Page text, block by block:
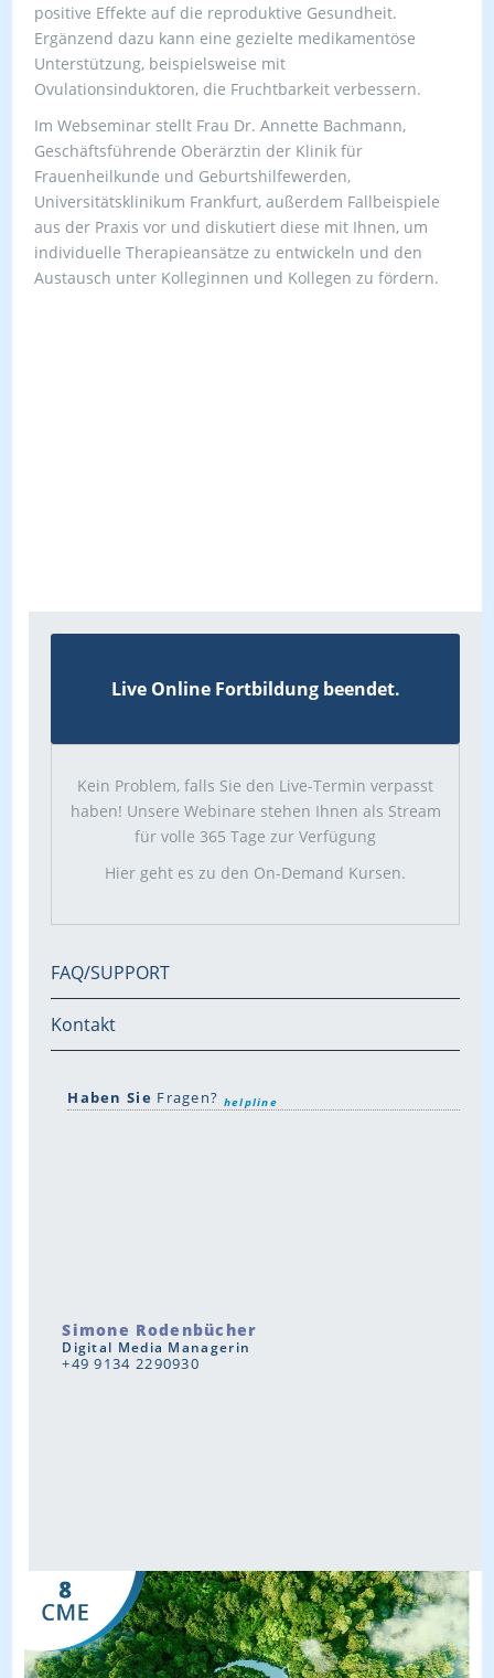
positive Effekte auf die reproduktive Gesundheit.
Ergänzend dazu kann eine gezielte medikamentöse
Unterstützung, beispielsweise mit
Ovulationsinduktoren, die Fruchtbarkeit verbessern.
Im Webseminar stellt Frau Dr. Annette Bachmann,
Geschäftsführende Oberärztin der Klinik für
Frauenheilkunde und Geburtshilfewerden,
Universitätsklinikum Frankfurt, außerdem Fallbeispiele
aus der Praxis vor und diskutiert diese mit Ihnen, um
individuelle Therapieansätze zu entwickeln und den
Austausch unter Kolleginnen und Kollegen zu fördern.
Live Online Fortbildung beendet.
Kein Problem, falls Sie den Live-Termin verpasst
haben! Unsere Webinare stehen Ihnen als Stream
für volle 365 Tage zur Verfügung
Hier geht es zu den On-Demand Kursen.
FAQ/SUPPORT
Kontakt
Haben Sie Fragen? helpline
Simone Rodenbücher
Digital Media Managerin
+49 9134 2290930